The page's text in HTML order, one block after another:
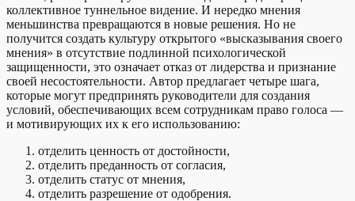
коллективное туннельное видение. И нередко мнения
меньшинства превращаются в новые решения. Но не
получится создать культуру открытого «высказывания своего
мнения» в отсутствие подлинной психологической
защищенности, это означает отказ от лидерства и признание
своей несостоятельности. Автор предлагает четыре шага,
которые могут предпринять руководители для создания
условий, обеспечивающих всем сотрудникам право голоса —
и мотивирующих их к его использованию:
отделить ценность от достойности,
отделить преданность от согласия,
отделить статус от мнения,
отделить разрешение от одобрения.